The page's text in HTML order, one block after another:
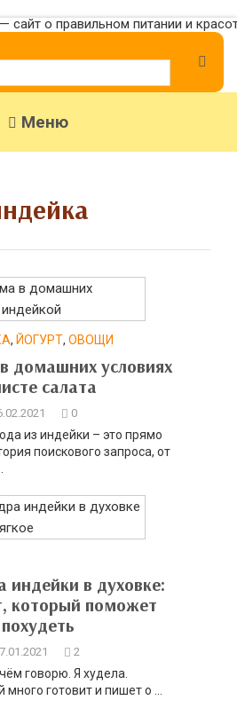
Меню
, ЙОГУРТ, ОВОЩИ
домашних условиях
салата
0
из индейки – это прямо
поискового запроса, от
индейки в духовке:
который поможет
похудеть
2
говорю. Я худела.
готовит и пишет о ...